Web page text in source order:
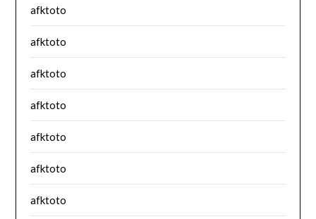
afktoto
afktoto
afktoto
afktoto
afktoto
afktoto
afktoto